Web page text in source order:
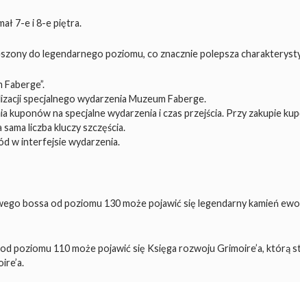
7-e i 8-e piętra.
do legendarnego poziomu, co znacznie polepsza
specjalnego wydarzenia Muzeum Faberge.
na specjalne wydarzenia i czas przejścia. Przy zakupie
liczba kluczy szczęścia.
w interfejsie wydarzenia.
bossa od poziomu 130 może pojawić się legendarny kamień
poziomu 110 może pojawić się Księga rozwoju Grimoire’a, którą